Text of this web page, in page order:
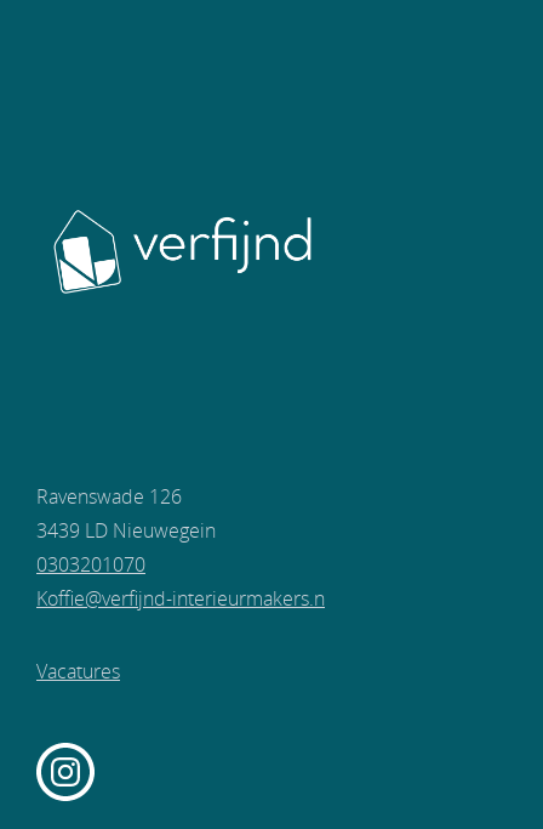
Ravenswade 126
3439 LD Nieuwegein
0303201070
Koffie@verfijnd-interieurmakers.n
Vacatures